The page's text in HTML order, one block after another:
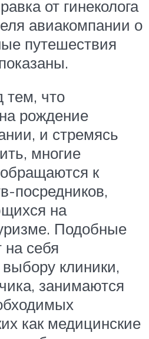
от гинеколога
авиакомпании о
путешествия
что
рождение
и стремясь
многие
к
посредников,
на
Подобные
на себя
клиники,
занимаются
как медицинские